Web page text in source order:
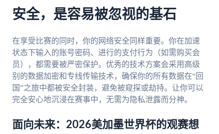
安全，是容易被忽视的基石
在享受比赛的同时，你的网络安全同样重要。你在加速
状态下输入的账号密码、进行的支付行为（如需购买会
员），都需要被严密保护。优秀的技术方案会采用高级
别的数据加密和专线传输技术，确保你的所有数据在“回
国”之旅中都被安全封装，避免被窥探或劫持。让你可以
完全安心地沉浸在赛事中，无需为隐私泄露而分神。
面向未来：2026美加墨世界杯的观赛想